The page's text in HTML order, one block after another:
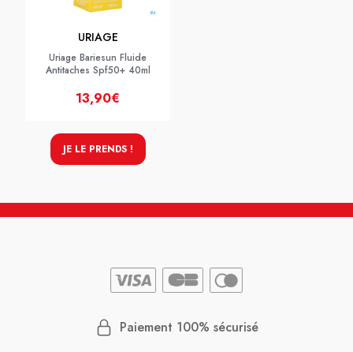
URIAGE
Uriage Bariesun Fluide
Antitaches Spf50+ 40ml
13,90€
JE LE PRENDS !
Paiement 100% sécurisé